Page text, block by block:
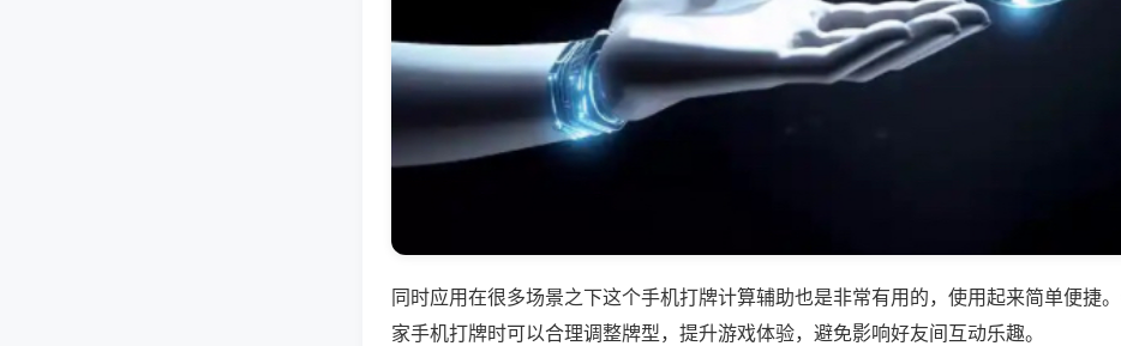
同时应用在很多场景之下这个手机打牌计算辅助也是非常有用的，使用起来简单便捷
家手机打牌时可以合理调整牌型，提升游戏体验，避免影响好友间互动乐趣。